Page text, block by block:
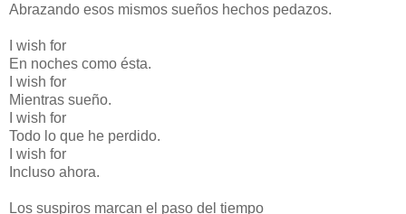
Abrazando esos mismos sueños hechos pedazos.
I wish for
En noches como ésta.
I wish for
Mientras sueño.
I wish for
Todo lo que he perdido.
I wish for
Incluso ahora.
Los suspiros marcan el paso del tiempo